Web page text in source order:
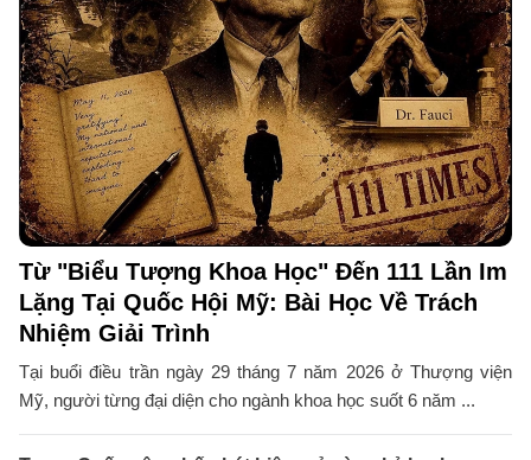
Từ "Biểu Tượng Khoa Học" Đến 111 Lần Im
Lặng Tại Quốc Hội Mỹ: Bài Học Về Trách
Nhiệm Giải Trình
Tại buổi điều trần ngày 29 tháng 7 năm 2026 ở Thượng viện
Mỹ, người từng đại diện cho ngành khoa học suốt 6 năm ...